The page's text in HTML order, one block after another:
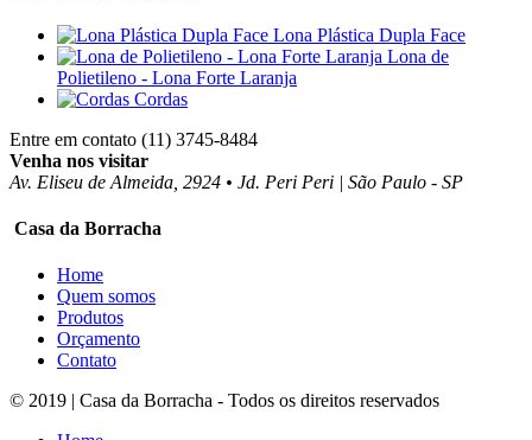
Lona Plástica Dupla Face
Lona de
Polietileno - Lona Forte Laranja
Cordas
Entre em contato (11) 3745-8484
Venha nos visitar
Av. Eliseu de Almeida, 2924 • Jd. Peri Peri | São Paulo - SP
Casa da Borracha
Home
Quem somos
Produtos
Orçamento
Contato
© 2019 | Casa da Borracha - Todos os direitos reservados